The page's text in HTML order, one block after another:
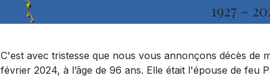
1927 -
C'est avec tristesse que nous vous annonçons décès de
février 2024, à l’âge de 96 ans. Elle était l'épouse de feu